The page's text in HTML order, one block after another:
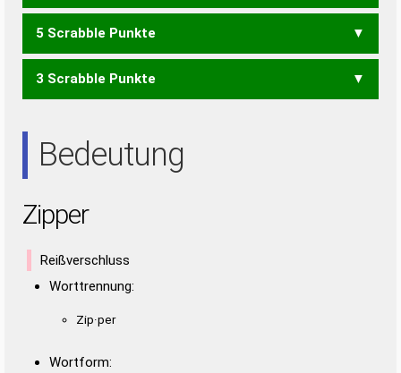
PIE REP REIZ ZIER
5 Scrabble Punkte
ERZ ZER
3 Scrabble Punkte
Bedeutung
Zipper
Reißverschluss
Worttrennung:
Zip·per
Wortform: